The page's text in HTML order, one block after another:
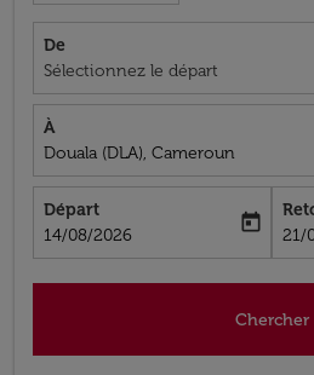
De
Sélectionnez le départ
À
Douala (DLA), Cameroun
Départ
fc-booking-departure-date-aria-
14/08/2026
today
fc-
21/
Chercher